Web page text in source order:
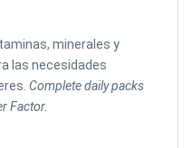
minerales y
las necesidades
Complete daily packs
Factor.